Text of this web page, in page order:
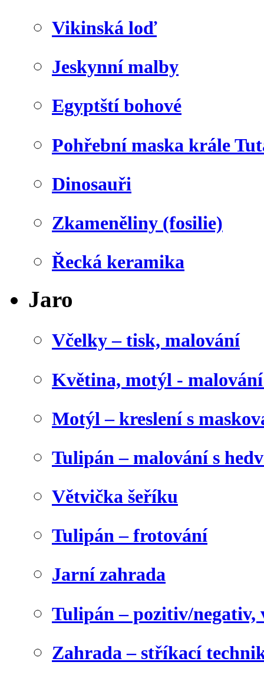
Vikinská loď
Jeskynní malby
Egyptští bohové
Pohřební maska krále
Dinosauři
Zkameněliny (fosilie)
Řecká keramika
Jaro
Včelky – tisk, malování
Květina, motýl -
Motýl – kreslení s
Tulipán – malování s
Větvička šeříku
Tulipán – frotování
Jarní zahrada
Tulipán – pozitiv/negativ,
Zahrada – stříkací